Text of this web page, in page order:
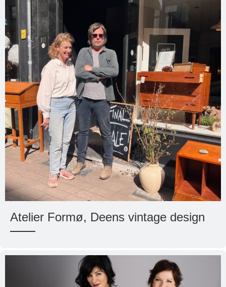
Atelier Formø, Deens vintage design